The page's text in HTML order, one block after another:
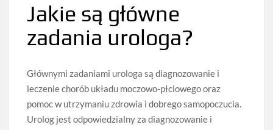
Jakie są główne
zadania urologa?
Głównymi zadaniami urologa są diagnozowanie i
leczenie chorób układu moczowo-płciowego oraz
pomoc w utrzymaniu zdrowia i dobrego samopoczucia.
Urolog jest odpowiedzialny za diagnozowanie i